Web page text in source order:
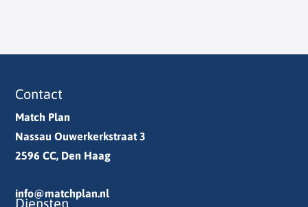
Contact
Match Plan
Nassau Ouwerkerkstraat 3
2596 CC, Den Haag
info@matchplan.nl
Diensten